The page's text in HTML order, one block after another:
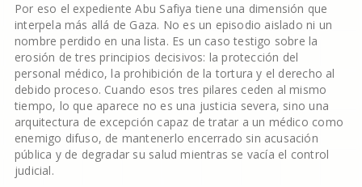
Por eso el expediente Abu Safiya tiene una dimensión que
interpela más allá de Gaza. No es un episodio aislado ni un
nombre perdido en una lista. Es un caso testigo sobre la
erosión de tres principios decisivos: la protección del
personal médico, la prohibición de la tortura y el derecho al
debido proceso. Cuando esos tres pilares ceden al mismo
tiempo, lo que aparece no es una justicia severa, sino una
arquitectura de excepción capaz de tratar a un médico como
enemigo difuso, de mantenerlo encerrado sin acusación
pública y de degradar su salud mientras se vacía el control
judicial.